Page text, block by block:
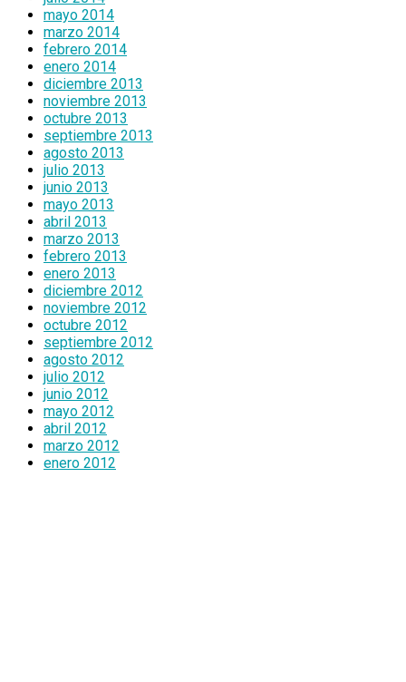
mayo 2014
marzo 2014
febrero 2014
enero 2014
diciembre 2013
noviembre 2013
octubre 2013
septiembre 2013
agosto 2013
julio 2013
junio 2013
mayo 2013
abril 2013
marzo 2013
febrero 2013
enero 2013
diciembre 2012
noviembre 2012
octubre 2012
septiembre 2012
agosto 2012
julio 2012
junio 2012
mayo 2012
abril 2012
marzo 2012
enero 2012